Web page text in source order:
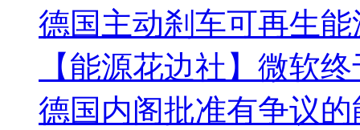
德国主动刹车可再生能
【能源花边社】微软
德国内阁批准有争议